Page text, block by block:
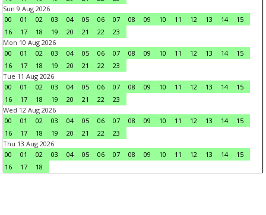
Sun 9 Aug 2026
00
01 02 03 04 05 06 07 08 09 10 11 12 13 14
15
16
17 18 19 20 21 22
23
Mon 10 Aug 2026
00
01 02 03 04 05 06 07 08 09 10 11 12 13 14
15
16
17 18 19 20 21 22
23
Tue 11 Aug 2026
00
01 02 03 04 05 06 07 08 09 10 11 12 13 14
15
16
17 18 19 20 21 22
23
Wed 12 Aug 2026
00
01 02 03 04 05 06 07 08 09 10 11 12 13 14
15
16
17 18 19 20 21 22
23
Thu 13 Aug 2026
00
01 02 03 04 05 06 07 08 09 10 11 12 13 14
15
16
17 18